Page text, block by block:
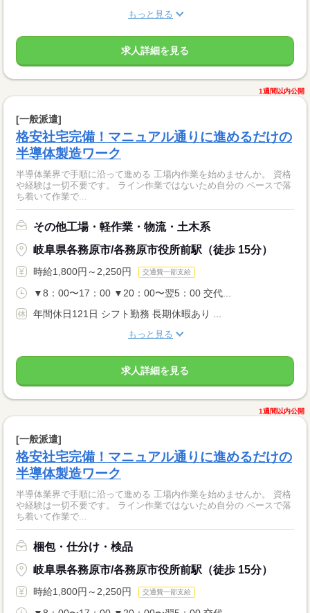
もっと見る
求人詳細を見る
1週間以内公開
[一般派遣]
格安社宅完備！マニュアル通りに進めるだけの
半導体製造ワーク
半導体業界で手順に沿って進める 工場内作業を始めませんか。 資格
や経験は一切不要です。 ライン作業ではないため自分の ペースで落
ち着いて作業で...
その他工場・軽作業・物流・土木系
岐阜県各務原市/各務原市役所前駅（徒歩 15分）
時給1,800円～2,250円 交通費一部支給
▼8：00〜17：00 ▼20：00〜翌5：00 交代...
年間休日121日 シフト勤務 長期休暇あり ...
もっと見る
求人詳細を見る
1週間以内公開
[一般派遣]
格安社宅完備！マニュアル通りに進めるだけの
半導体製造ワーク
半導体業界で手順に沿って進める 工場内作業を始めませんか。 資格
や経験は一切不要です。 ライン作業ではないため自分の ペースで落
ち着いて作業で...
梱包・仕分け・検品
岐阜県各務原市/各務原市役所前駅（徒歩 15分）
時給1,800円～2,250円 交通費一部支給